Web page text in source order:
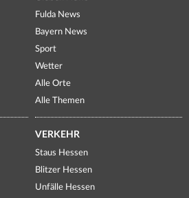
Fulda News
Bayern News
Sport
Wetter
Alle Orte
Alle Themen
VERKEHR
Staus Hessen
Blitzer Hessen
Unfälle Hessen